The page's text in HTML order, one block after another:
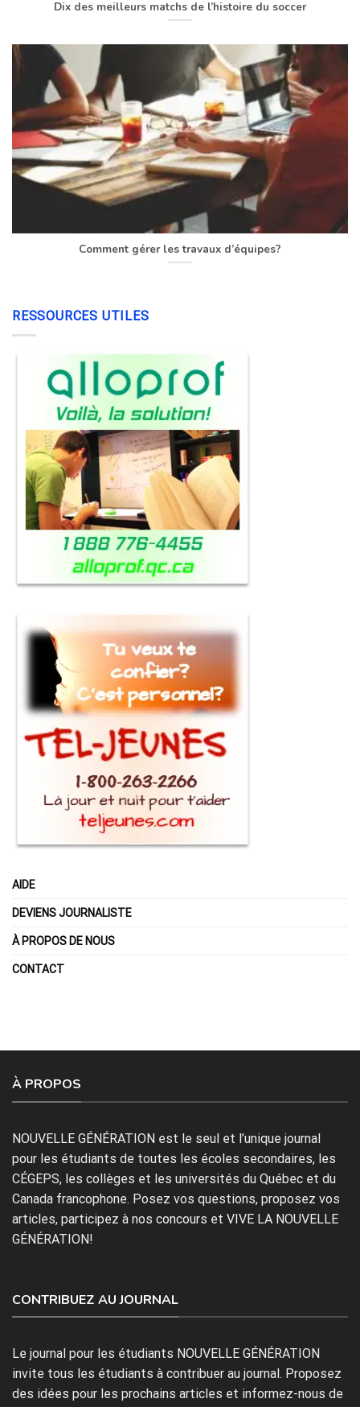
Dix des meilleurs matchs de l’histoire du soccer
Comment gérer les travaux d’équipes?
RESSOURCES UTILES
AIDE
DEVIENS JOURNALISTE
À PROPOS DE NOUS
CONTACT
À PROPOS
NOUVELLE GÉNÉRATION est le seul et l’unique journal
pour les étudiants de toutes les écoles secondaires, les
CÉGEPS, les collèges et les universités du Québec et du
Canada francophone. Posez vos questions, proposez vos
articles, participez à nos concours et VIVE LA NOUVELLE
GÉNÉRATION!
CONTRIBUEZ AU JOURNAL
Le journal pour les étudiants NOUVELLE GÉNÉRATION
invite tous les étudiants à contribuer au journal. Proposez
des idées pour les prochains articles et informez-nous de